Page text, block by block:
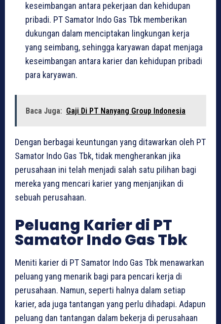
keseimbangan antara pekerjaan dan kehidupan
pribadi. PT Samator Indo Gas Tbk memberikan
dukungan dalam menciptakan lingkungan kerja
yang seimbang, sehingga karyawan dapat menjaga
keseimbangan antara karier dan kehidupan pribadi
para karyawan.
Baca Juga: Gaji Di PT Nanyang Group Indonesia
Dengan berbagai keuntungan yang ditawarkan oleh PT
Samator Indo Gas Tbk, tidak mengherankan jika
perusahaan ini telah menjadi salah satu pilihan bagi
mereka yang mencari karier yang menjanjikan di
sebuah perusahaan.
Peluang Karier di PT
Samator Indo Gas Tbk
Meniti karier di PT Samator Indo Gas Tbk menawarkan
peluang yang menarik bagi para pencari kerja di
perusahaan. Namun, seperti halnya dalam setiap
karier, ada juga tantangan yang perlu dihadapi. Adapun
peluang dan tantangan dalam bekerja di perusahaan